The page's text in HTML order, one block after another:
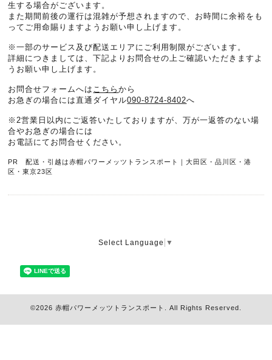
生する場合がございます。
また期間前後の運行は混雑が予想されますので、お時間に余裕をも
ってご用命賜りますようお願い申し上げます。
※一部のサービス及び配送エリアにご利用制限がございます。
詳細につきましては、下記よりお問合せの上ご確認いただきますよ
うお願い申し上げます。
お問合せフォームへは こちらから
お急ぎの場合には直通ダイヤル090-8724-8402へ
※2営業日以内にご返答いたしておりますが、万が一返答のない場
合やお急ぎの場合には
お電話にてお問合せください。
PR 配送・引越は赤帽パワーメッツトランスポート｜大田区・品川区・港
区・東京23区
Select Language ▼
©2026 赤帽パワーメッツトランスポート . All Rights Reserved.